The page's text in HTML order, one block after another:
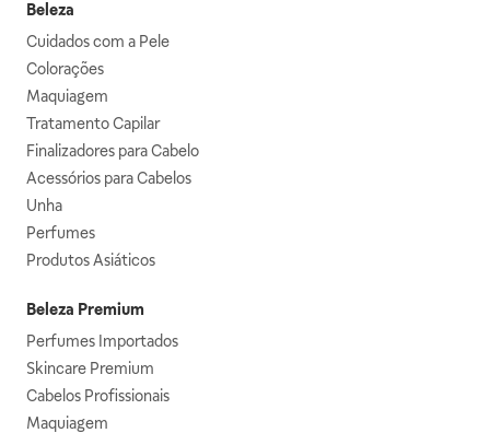
Beleza
Cuidados com a Pele
Colorações
Maquiagem
Tratamento Capilar
Finalizadores para Cabelo
Acessórios para Cabelos
Unha
Perfumes
Produtos Asiáticos
Beleza Premium
Perfumes Importados
Skincare Premium
Cabelos Profissionais
Maquiagem